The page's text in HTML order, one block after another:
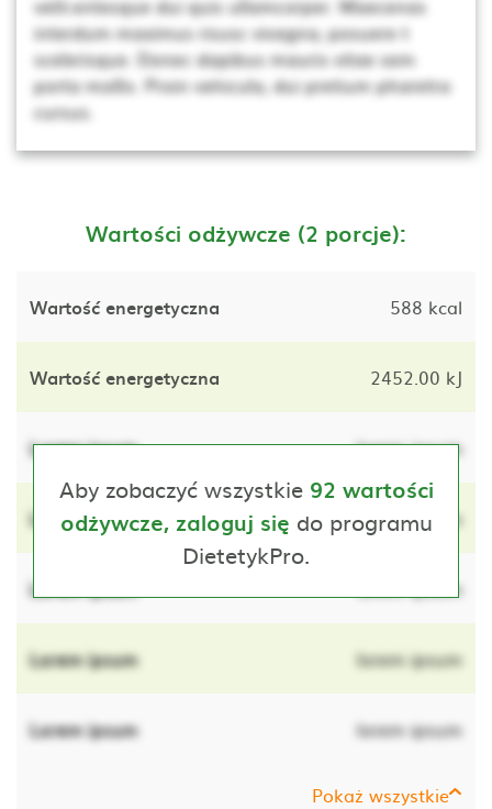
velit.entesque dui quis ullamcorper. Maecenas
interdum maximus risusc vivagna, posuere t
scelerisque. Donec dapibus mauris vitae sem
porta mollis. Proin vehicula, dui pretium pharetra
cursus.
Wartości odżywcze (2 porcje):
Wartość energetyczna 588 kcal
Wartość energetyczna 2452.00 kJ
Lorem ipsum lorem ipsum
Lorem ipsum lorem ipsum
Lorem ipsum lorem ipsum
Lorem ipsum lorem ipsum
Lorem ipsum lorem ipsum
Pokaż wszystkie
Aby zobaczyć wszystkie 92 wartości
odżywcze, zaloguj się do programu
DietetykPro.